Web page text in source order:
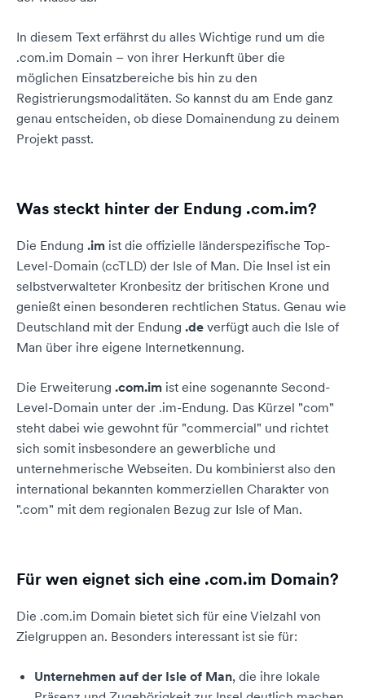
In diesem Text erfährst du alles Wichtige rund um die
.com.im Domain – von ihrer Herkunft über die
möglichen Einsatzbereiche bis hin zu den
Registrierungsmodalitäten. So kannst du am Ende ganz
genau entscheiden, ob diese Domainendung zu deinem
Projekt passt.
Was steckt hinter der Endung .com.im?
Die Endung .im ist die offizielle länderspezifische Top-
Level-Domain (ccTLD) der Isle of Man. Die Insel ist ein
selbstverwalteter Kronbesitz der britischen Krone und
genießt einen besonderen rechtlichen Status. Genau wie
Deutschland mit der Endung .de verfügt auch die Isle of
Man über ihre eigene Internetkennung.
Die Erweiterung .com.im ist eine sogenannte Second-
Level-Domain unter der .im-Endung. Das Kürzel "com"
steht dabei wie gewohnt für "commercial" und richtet
sich somit insbesondere an gewerbliche und
unternehmerische Webseiten. Du kombinierst also den
international bekannten kommerziellen Charakter von
".com" mit dem regionalen Bezug zur Isle of Man.
Für wen eignet sich eine .com.im Domain?
Die .com.im Domain bietet sich für eine Vielzahl von
Zielgruppen an. Besonders interessant ist sie für:
Unternehmen auf der Isle of Man, die ihre lokale